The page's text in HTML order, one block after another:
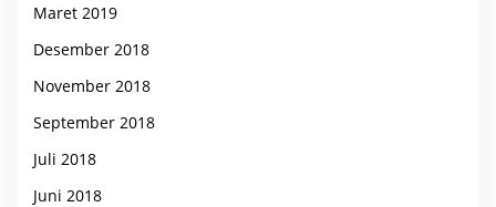
Maret 2019
Desember 2018
November 2018
September 2018
Juli 2018
Juni 2018